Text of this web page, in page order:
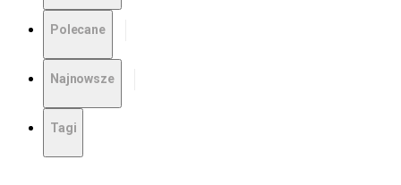
Polecane
Najnowsze
Tagi